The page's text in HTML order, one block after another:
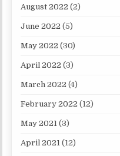
August 2022 (2)
June 2022 (5)
May 2022 (30)
April 2022 (3)
March 2022 (4)
February 2022 (12)
May 2021 (3)
April 2021 (12)